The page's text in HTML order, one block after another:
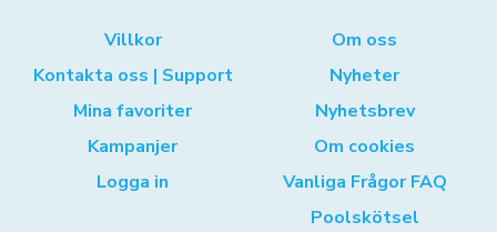
Villkor
Kontakta oss | Support
Mina favoriter
Kampanjer
Logga in
Om oss
Nyheter
Nyhetsbrev
Om cookies
Vanliga Frågor FAQ
Poolskötsel